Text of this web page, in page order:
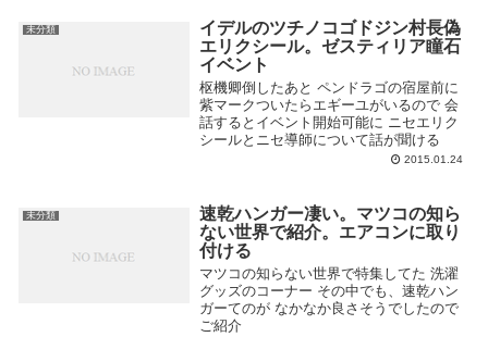
未分類
イデルのツチノコゴドジン村長偽
エリクシール。ゼスティリア瞳石
イベント
枢機卿倒したあと ペンドラゴの宿屋前に
紫マークついたらエギーユがいるので 会
話するとイベント開始可能に ニセエリク
シールとニセ導師について話が聞ける
2015.01.24
未分類
速乾ハンガー凄い。マツコの知ら
ない世界で紹介。エアコンに取り
付ける
マツコの知らない世界で特集してた 洗濯
グッズのコーナー その中でも、速乾ハン
ガーてのが なかなか良さそうでしたので
ご紹介